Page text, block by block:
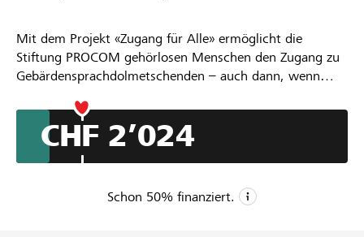
Registrieren
Mit dem Projekt «Zugang für Alle» ermöglicht die
Stiftung PROCOM gehörlosen Menschen den Zugang zu
Gebärdensprachdolmetschenden – auch dann, wenn
Stellen möglich ist.
Jedes Jahr bleiben tausende wichtige Einsätze ungedeckt.
Besonders betroffen sind Arzttermine, psychologische
Gespräche. Genau dort ist verständliche Kommunikation
CHF 2’024
Schon 50% finanziert.